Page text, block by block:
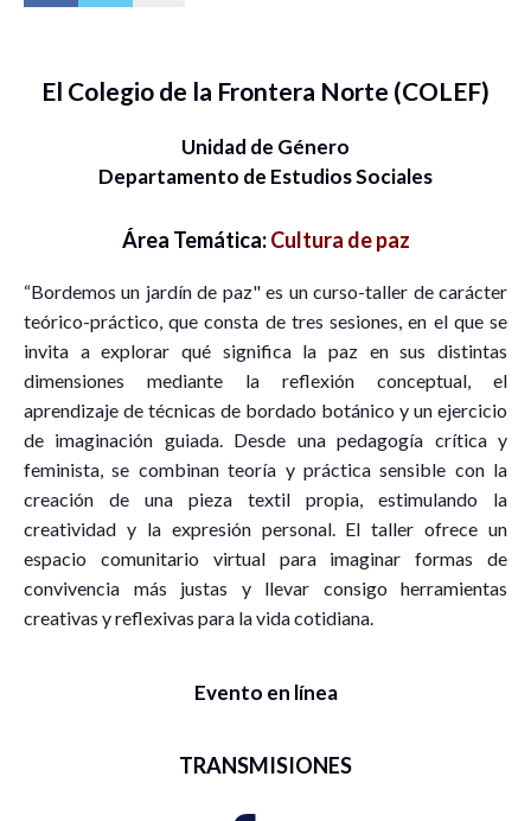
El Colegio de la Frontera Norte (COLEF)
Unidad de Género
Departamento de Estudios Sociales
Área Temática:Cultura de paz
“Bordemos un jardín de paz" es un curso-taller de carácter
teórico-práctico, que consta de tres sesiones, en el que se
invita a explorar qué significa la paz en sus distintas
dimensiones mediante la reflexión conceptual, el
aprendizaje de técnicas de bordado botánico y un ejercicio
de imaginación guiada. Desde una pedagogía crítica y
feminista, se combinan teoría y práctica sensible con la
creación de una pieza textil propia, estimulando la
creatividad y la expresión personal. El taller ofrece un
espacio comunitario virtual para imaginar formas de
convivencia más justas y llevar consigo herramientas
creativas y reflexivas para la vida cotidiana.
Evento en línea
TRANSMISIONES